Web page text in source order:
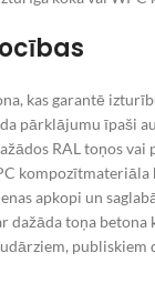
kas garantē
pārklājumu īpaši
RAL toņos
apkopi un
dažāda toņa betona
publiskiem